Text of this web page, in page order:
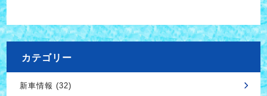
カテゴリー
新車情報 (32)